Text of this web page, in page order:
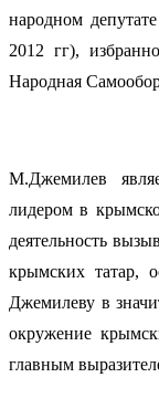
народном
2012 гг),
Народная
М.Джемилев
лидером в
деятельность
крымских татар,
Джемилеву в
окружение
главным